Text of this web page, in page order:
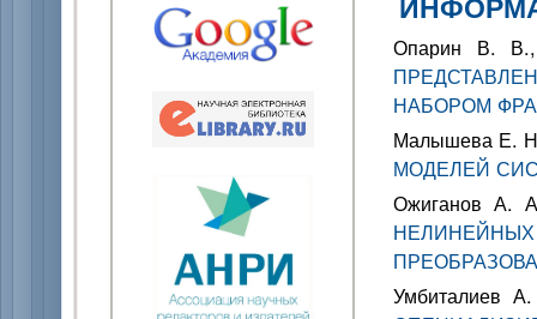
Опарин В.
НАБОРОМ
Малышева Е.
МОДЕЛЕЙ
Ожиганов А.
Умбиталиев